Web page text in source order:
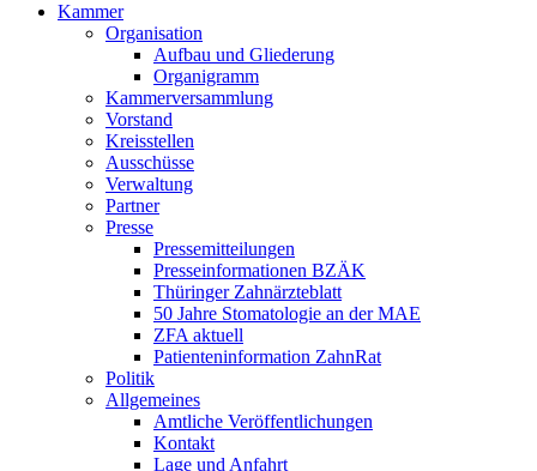
Kammer
Organisation
Aufbau und Gliederung
Organigramm
Kammerversammlung
Vorstand
Kreisstellen
Ausschüsse
Verwaltung
Partner
Presse
Pressemitteilungen
Presseinformationen BZÄK
Thüringer Zahnärzteblatt
50 Jahre Stomatologie an der MAE
ZFA aktuell
Patienteninformation ZahnRat
Politik
Allgemeines
Amtliche Veröffentlichungen
Kontakt
Lage und Anfahrt